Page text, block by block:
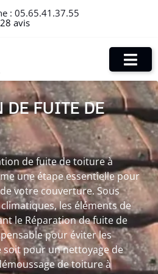
: 05.65.41.37.55
avis
DE FUITE DE
de fuite de toiture à
une étape essentielle pour
votre couverture. Sous
les éléments de
le Réparation de fuite de
pour éviter les
soit pour un nettoyage de
de toiture à